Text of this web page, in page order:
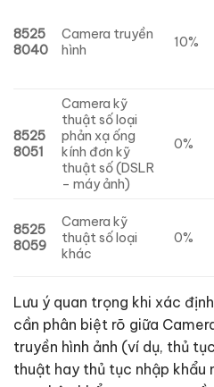
8525
8040
Camera truyền
hình
10%
8525
8051
Camera kỹ
thuật số loại
phản xạ ống
kính đơn kỹ
thuật số (DSLR
– máy ảnh)
0%
8525
8059
Camera kỹ
thuật số loại
khác
0%
Lưu ý quan trọng khi xác
cần phân biệt rõ giữa
truyền hình ảnh (ví dụ, thủ
thuật hay thủ tục nhập khẩu